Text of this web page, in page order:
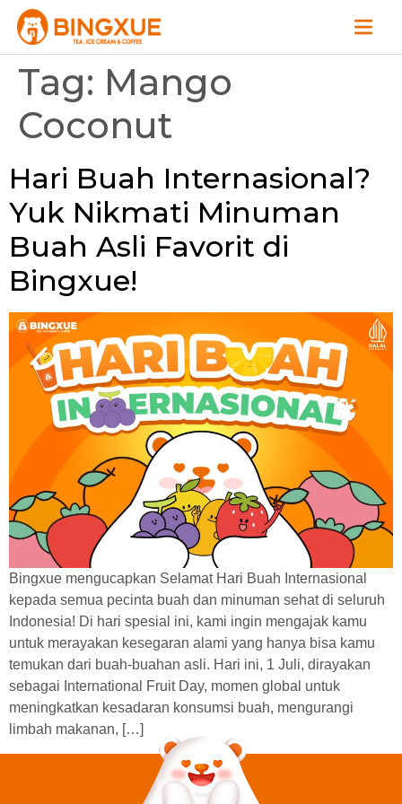
Tag: Mango
Coconut
Hari Buah Internasional?
Yuk Nikmati Minuman
Buah Asli Favorit di
Bingxue!
Bingxue mengucapkan Selamat Hari Buah Internasional
kepada semua pecinta buah dan minuman sehat di seluruh
Indonesia! Di hari spesial ini, kami ingin mengajak kamu
untuk merayakan kesegaran alami yang hanya bisa kamu
temukan dari buah-buahan asli. Hari ini, 1 Juli, dirayakan
sebagai International Fruit Day, momen global untuk
meningkatkan kesadaran konsumsi buah, mengurangi
limbah makanan, […]